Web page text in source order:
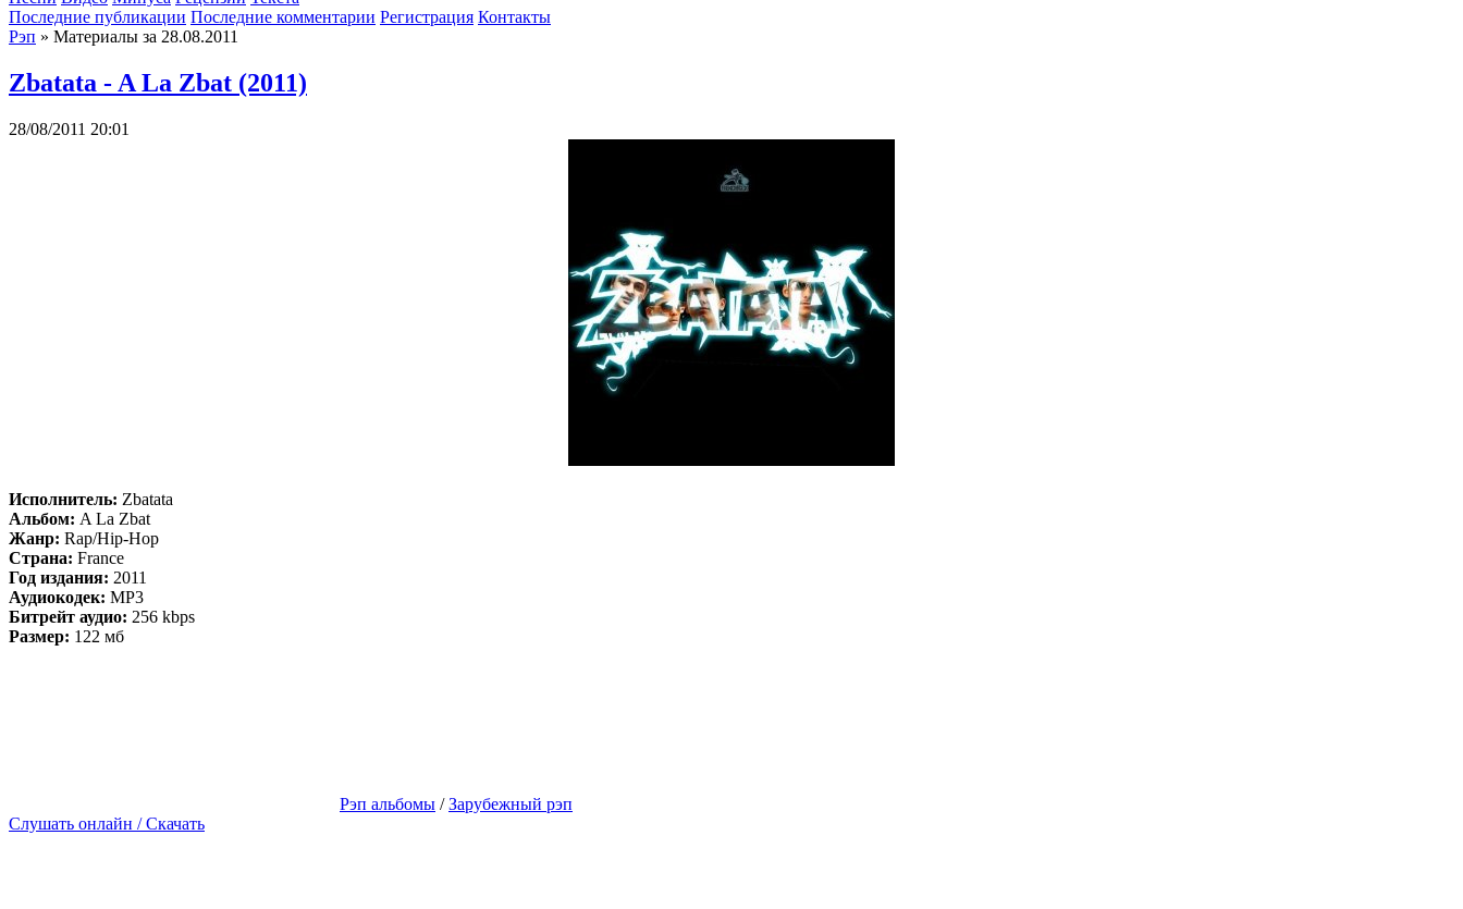
Последние публикации Последние комментарии Регистрация Контакты
Рэп » Материалы за 28.08.2011
Zbatata - A La Zbat (2011)
28/08/2011 20:01
Исполнитель: Zbatata
Альбом: A La Zbat
Жанр: Rap/Hip-Hop
Страна: France
Год издания: 2011
Аудиокодек: MP3
Битрейт аудио: 256 kbps
Размер: 122 мб
Рэп альбомы /Зарубежный рэп
Слушать онлайн / Скачать